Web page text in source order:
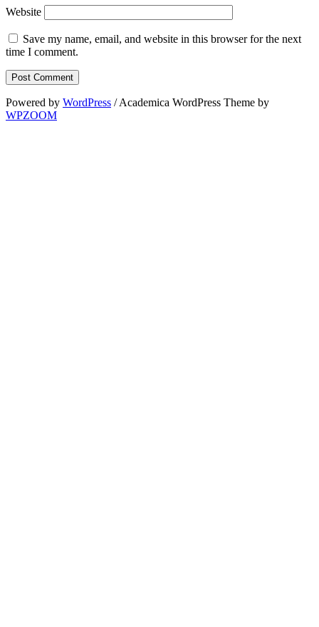
Website
Save my name, email, and website in this browser for the next
time I comment.
Powered by WordPress / Academica WordPress Theme by
WPZOOM